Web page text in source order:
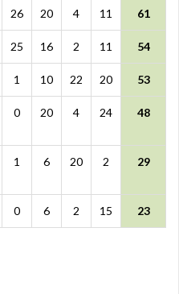
26 20 4 11 61
25 16 2 11 54
1 10 22 20 53
0 20 4 24 48
1 6 20 2 29
0 6 2 15 23